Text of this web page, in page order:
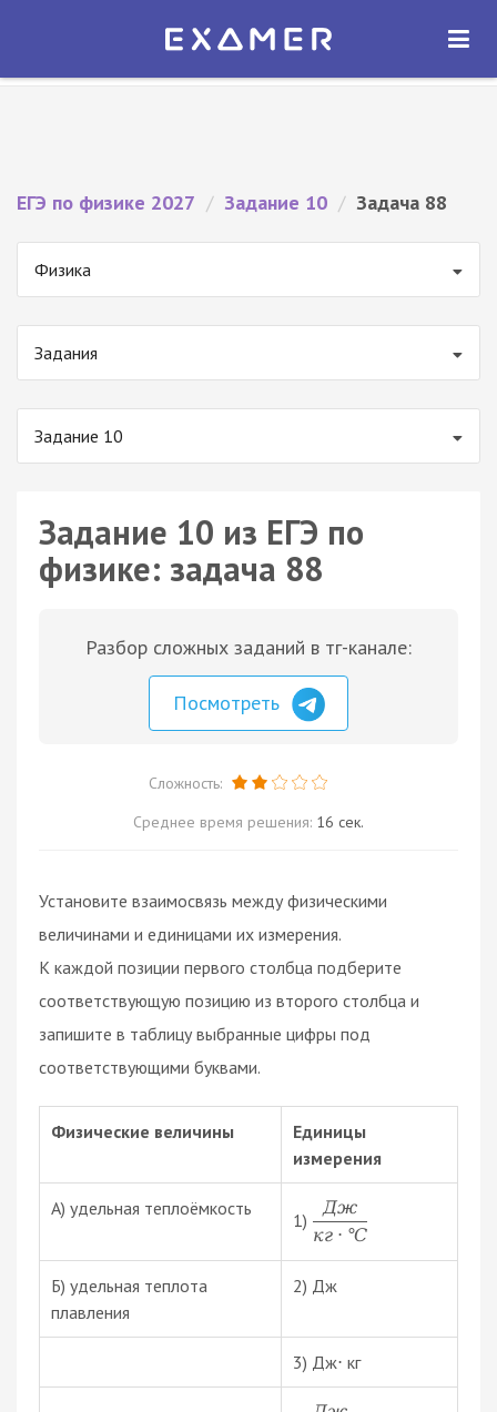
Экзамер — ЕГЭ 2027
ОТКРЫТЬ
ЕГЭ по физике 2027 / Задание 10 / Задача 88
Физика
Задания
Задание 10
Задание 10 из ЕГЭ по
физике: задача 88
Разбор сложных заданий в тг-канале:
Посмотреть
Сложность:
Среднее время решения: 16 сек.
Установите взаимосвязь между физическими
величинами и единицами их измерения.
К каждой позиции первого столбца подберите
соответствующую позицию из второго столбца и
запишите в таблицу выбранные цифры под
соответствующими буквами.
Физические величины
Единицы
измерения
А) удельная теплоёмкость
1)
Дж
кг ⋅ °C
Б) удельная теплота
плавления
2) Дж
3) Дж⋅ кг